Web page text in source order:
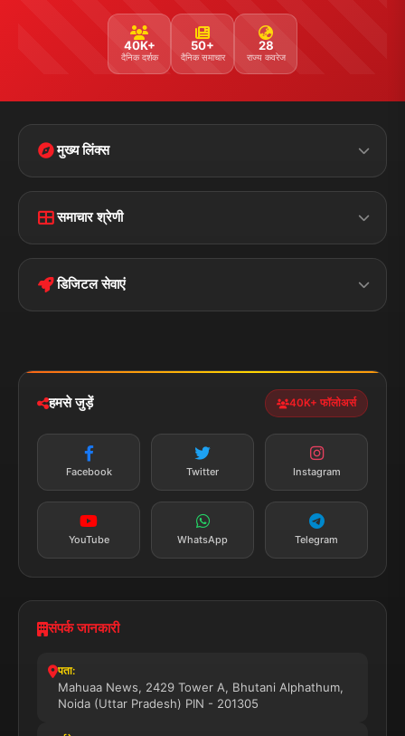
40K+
दैनिक दर्शक
50+
दैनिक समाचार
28
राज्य कवरेज
मुख्य लिंक्स
Disclaimer
Terms &
Privacy Policy
समाचार श्रेणी
पॉलिटिकल झारखण्ड
डिजिटल सेवाएं
न्यूज़ अलर्ट
सब्सक्राइब करें
हमसे जुड़ें 40K+ फॉलोअर्स
Facebook Twitter Instagram
YouTube WhatsApp Telegram
संपर्क जानकारी
पता:
Mahuaa News, 2429 Tower A, Bhutani Alphathum,
Noida (Uttar Pradesh) PIN - 201305